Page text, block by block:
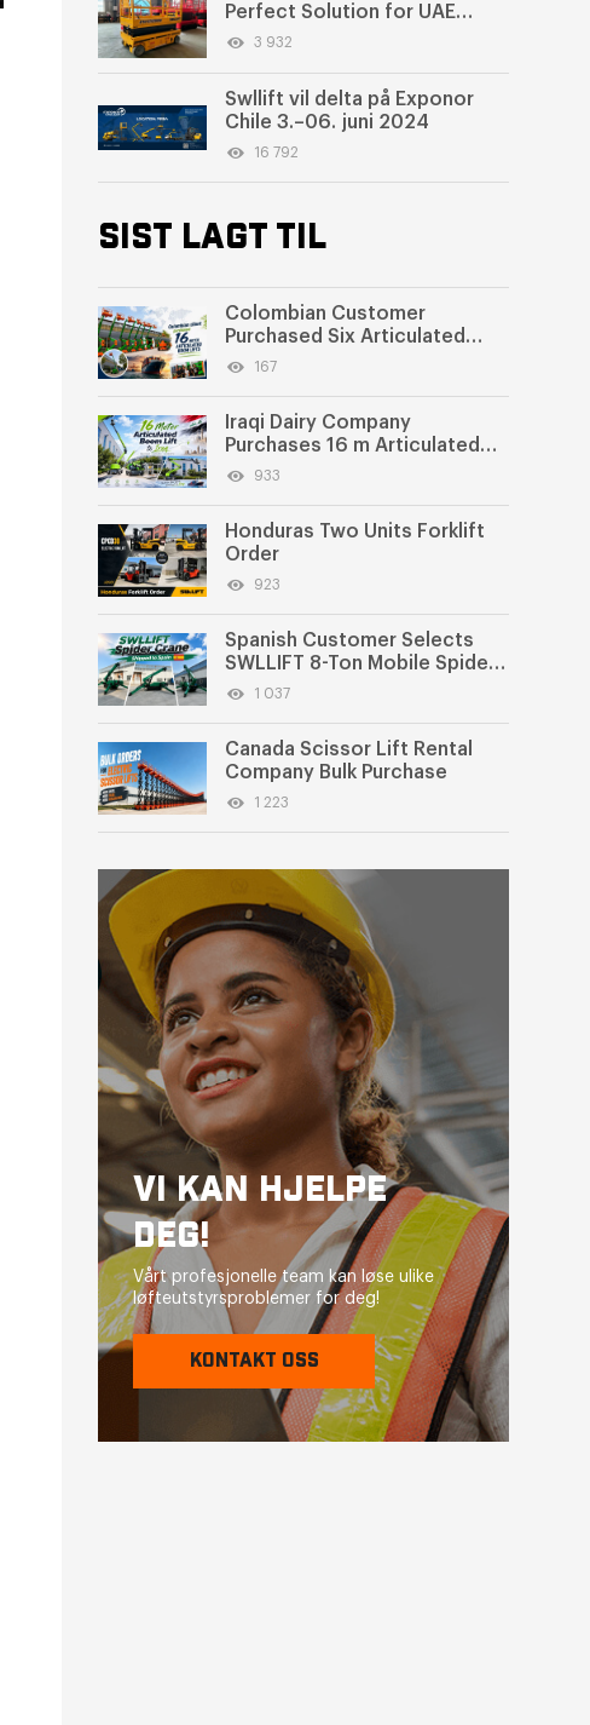
Perfect Solution for UAE
Warehouse Cargo Handling
3 932
Swllift vil delta på Exponor
Chile 3.–06. juni 2024
16 792
SIST LAGT TIL
Colombian Customer
Purchased Six Articulated
Boom Lifts from SWLLIFT
167
Iraqi Dairy Company
Purchases 16 m Articulated
Boom Lift
933
Honduras Two Units Forklift
Order
923
Spanish Customer Selects
SWLLIFT 8-Ton Mobile Spider
Crane
1 037
Canada Scissor Lift Rental
Company Bulk Purchase
1 223
VI KAN HJELPE
DEG!
Vårt profesjonelle team kan løse ulike
løfteutstyrsproblemer for deg!
KONTAKT OSS